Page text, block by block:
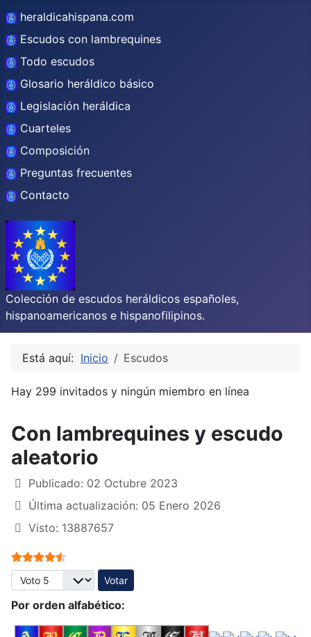
heraldicahispana.com
Escudos con lambrequines
Todo escudos
Glosario heráldico básico
Legislación heráldica
Cuarteles
Composición
Preguntas frecuentes
Contacto
Colección de escudos heráldicos españoles,
hispanoamericanos e hispanofilipinos.
Está aquí: Inicio Escudos
Hay 299 invitados y ningún miembro en línea
Con lambrequines y escudo
aleatorio
Publicado: 02 Octubre 2023
Última actualización: 05 Enero 2026
Visto: 13887657
Ratio:4.5/
Por favor, vote
Por orden alfabético: